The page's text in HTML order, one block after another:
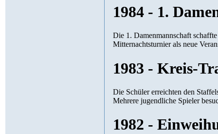
1984 - 1.
Die 1. Damenmannschaft schaffte wieder den Aufstieg in die
1983 - Kreis-
Die Schüler erreichten den Staffelsieg. Meister
1982 -